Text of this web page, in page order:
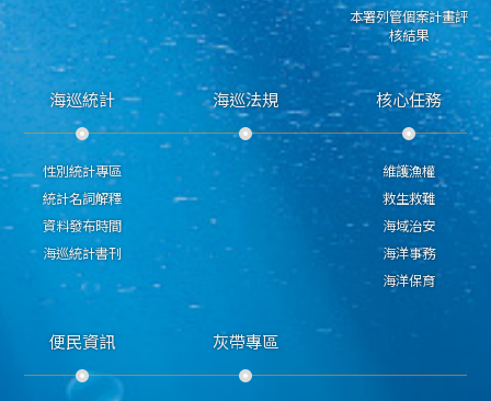
本署列管個案計畫評
核結果
海巡統計
性別統計專區
統計名詞解釋
資料發布時間
海巡統計書刊
海巡法規 核心任務
維護漁權
救生救難
海域治安
海洋事務
海洋保育
便民資訊 灰帶專區